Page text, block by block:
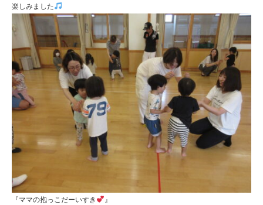
楽しみました
『ママの抱っこだーいすき 』